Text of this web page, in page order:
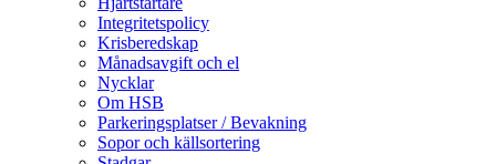
Integritetspolicy
Krisberedskap
Månadsavgift och el
Nycklar
Om HSB
Parkeringsplatser / Bevakning
Sopor och källsortering